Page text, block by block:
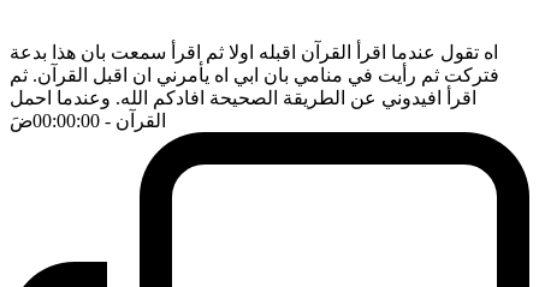
اه تقول عندما اقرأ القرآن اقبله اولا ثم اقرأ سمعت بان هذا بدعة
فتركت ثم رأيت في منامي بان ابي اه يأمرني ان اقبل القرآن. ثم
اقرأ افيدوني عن الطريقة الصحيحة افادكم الله. وعندما احمل
القرآن - 00:00:00 ضَ